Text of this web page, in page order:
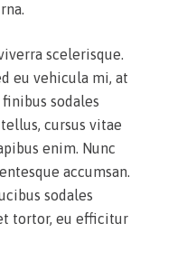
scelerisque.
eu vehicula mi, at
sodales
cursus vitae
enim. Nunc
accumsan.
sodales
tortor, eu efficitur